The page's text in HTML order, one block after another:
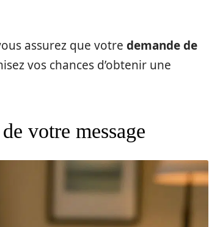
assurez que votre demande de
vos chances d’obtenir une
votre message